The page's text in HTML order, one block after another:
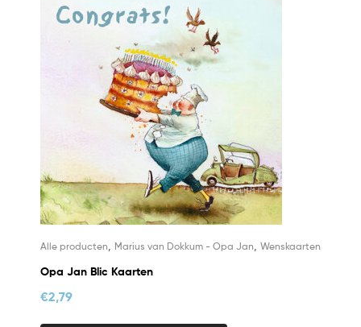
Alle producten, Marius van Dokkum - Opa Jan, Wenskaarten
Opa Jan Blic Kaarten
€2,79